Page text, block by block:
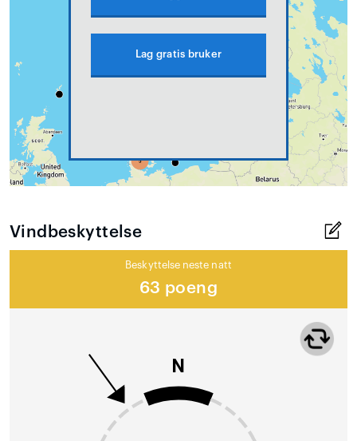
Lag gratis bruker
Vindbeskyttelse
Beskyttelse neste natt
63 poeng
N